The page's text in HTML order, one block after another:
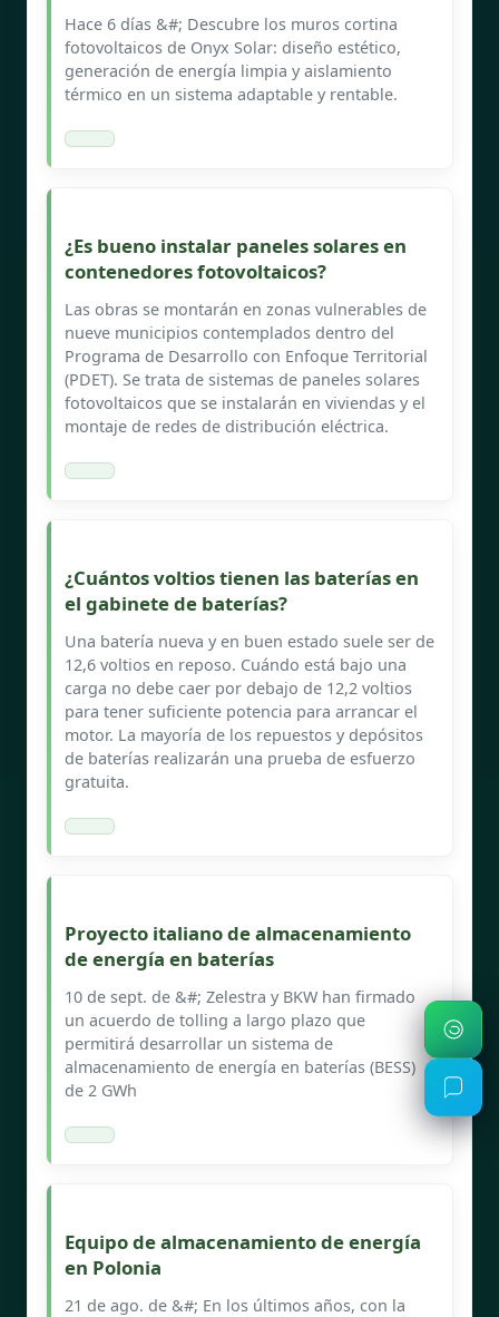
Hace 6 días &#; Descubre los muros cortina
fotovoltaicos de Onyx Solar: diseño estético,
generación de energía limpia y aislamiento
térmico en un sistema adaptable y rentable.
¿Es bueno instalar paneles solares en
contenedores fotovoltaicos?
Las obras se montarán en zonas vulnerables de
nueve municipios contemplados dentro del
Programa de Desarrollo con Enfoque Territorial
(PDET). Se trata de sistemas de paneles solares
fotovoltaicos que se instalarán en viviendas y el
montaje de redes de distribución eléctrica.
¿Cuántos voltios tienen las baterías en
el gabinete de baterías?
Una batería nueva y en buen estado suele ser de
12,6 voltios en reposo. Cuándo está bajo una
carga no debe caer por debajo de 12,2 voltios
para tener suficiente potencia para arrancar el
motor. La mayoría de los repuestos y depósitos
de baterías realizarán una prueba de esfuerzo
gratuita.
Proyecto italiano de almacenamiento
de energía en baterías
10 de sept. de &#; Zelestra y BKW han firmado
un acuerdo de tolling a largo plazo que
permitirá desarrollar un sistema de
almacenamiento de energía en baterías (BESS)
de 2 GWh
Equipo de almacenamiento de energía
en Polonia
21 de ago. de &#; En los últimos años, con la